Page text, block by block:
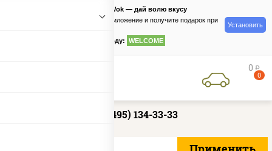
PizzaSushiWok — дай волю вкусу
Скачайте приложение и получите подарок при
по промокоду: WELCOME
Установить
0 руб
0
+7 (495) 134-33-33